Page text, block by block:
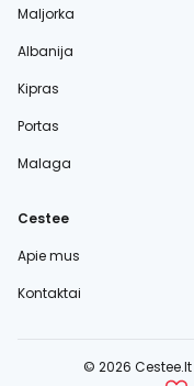
Maljorka
Albanija
Kipras
Portas
Malaga
Cestee
Apie mus
Kontaktai
© 2026 Cestee.lt